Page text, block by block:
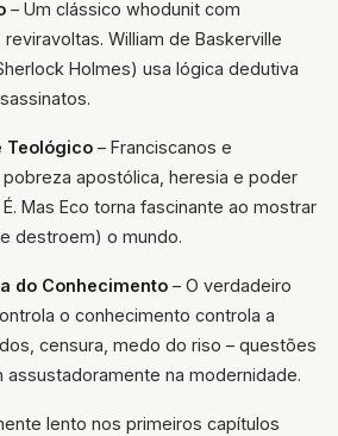
– Um clássico whodunit com
William de Baskerville
Holmes) usa lógica dedutiva
Teológico – Franciscanos e
apostólica, heresia e poder
Mas Eco torna fascinante ao mostrar
destroem) o mundo.
do Conhecimento – O verdadeiro
o conhecimento controla a
censura, medo do riso – questões
na modernidade.
lento nos primeiros capítulos